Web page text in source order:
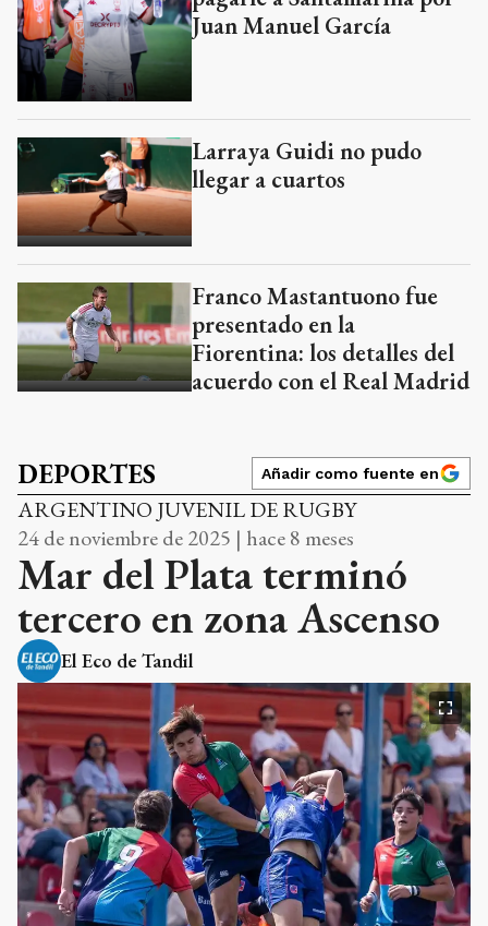
Juan Manuel García
Larraya Guidi no pudo
llegar a cuartos
Franco Mastantuono fue
presentado en la
Fiorentina: los detalles del
acuerdo con el Real Madrid
DEPORTES Añadir como fuente en
ARGENTINO JUVENIL DE RUGBY
24 de noviembre de 2025 | hace 8 meses
Mar del Plata terminó
tercero en zona Ascenso
El Eco de Tandil